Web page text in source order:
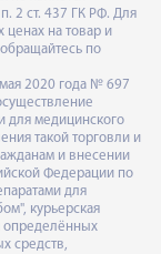
2 ст. 437 ГК РФ. Для
на товар и
по
2020 года № 697
для медицинского
такой торговли и
и внесении
Федерации по
для
курьерская
определённых
средств,